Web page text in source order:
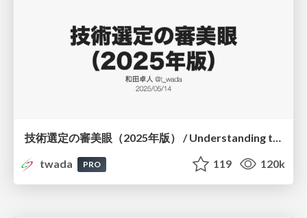
技術選定の審美眼（2025年版） / Understanding the Spiral of Technologies 2025 edition
twada
PRO 119 120k